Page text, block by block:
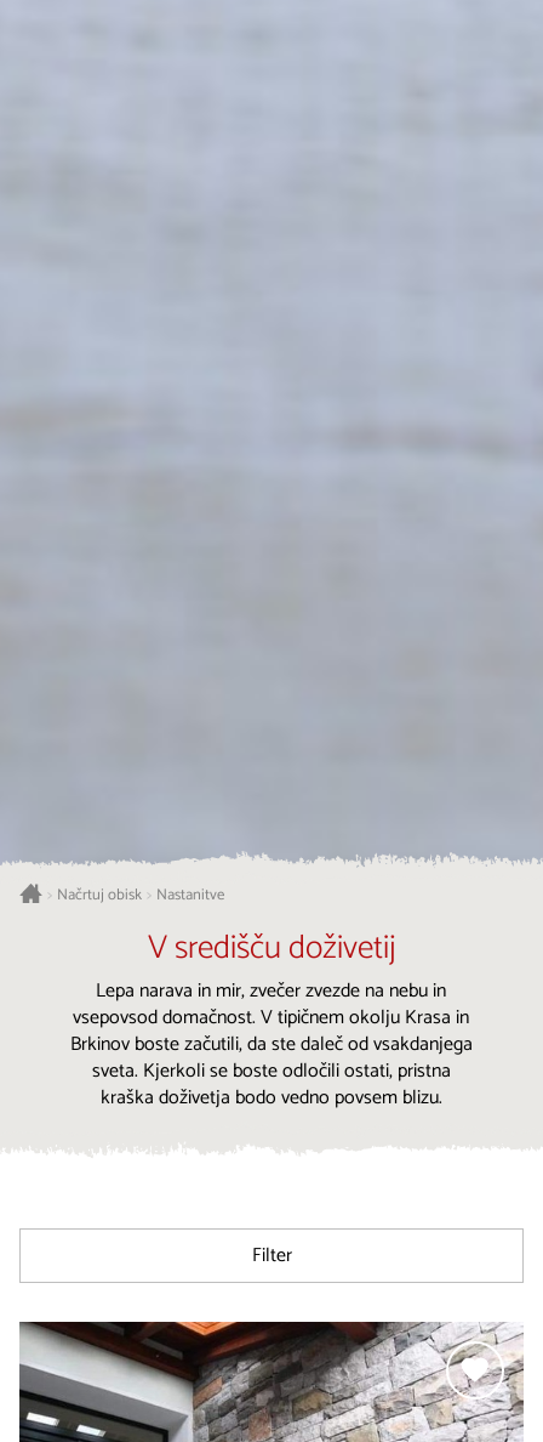
> Načrtuj obisk > Nastanitve
V središču doživetij
Lepa narava in mir, zvečer zvezde na nebu in
vsepovsod domačnost. V tipičnem okolju Krasa in
Brkinov boste začutili, da ste daleč od vsakdanjega
sveta. Kjerkoli se boste odločili ostati, pristna
kraška doživetja bodo vedno povsem blizu.
Filter